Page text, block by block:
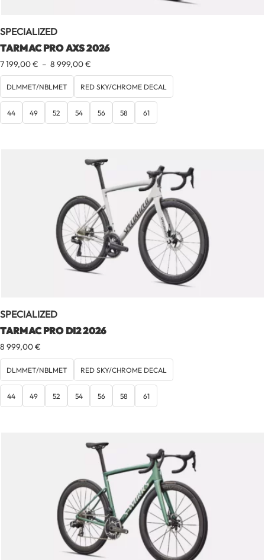
SPECIALIZED
TARMAC PRO AXS 2026
7 199,00€ – 8 999,00€
de
prix :
7
199,00 €
à
DLMMET/NBLMET RED SKY/CHROME DECAL
44 49 52 54 56 58 61
SPECIALIZED
TARMAC PRO DI2 2026
8 999,00€
DLMMET/NBLMET RED SKY/CHROME DECAL
44 49 52 54 56 58 61